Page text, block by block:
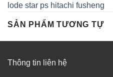
lode star ps hitachi fusheng
SẢN PHẨM TƯƠNG TỰ
Thông tin liên hệ